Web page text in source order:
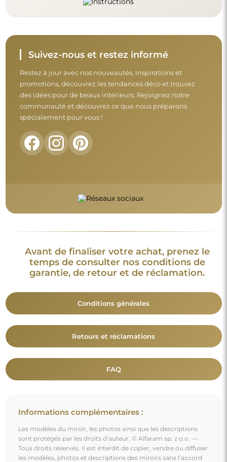
Suivez-nous et restez informé
Restez à jour avec nos nouveautés, inspirations et
promotions, découvrez les tendances déco et trouvez
des idées pour de beaux intérieurs. Rejoignez notre
communauté et découvrez ce que nous préparons
spécialement pour vous !
Avant de finaliser votre achat, prenez le
temps de consulter nos conditions de
garantie, de retour et de réclamation.
Conditions générales
Retours et réclamations
FAQ
Informations complémentaires :
Les modèles du miroir, les photos ainsi que les descriptions
sont protégés par les droits d’auteur. © Alfaram sp. z o.o. —
Tous droits réservés. Il est interdit de copier, vendre ou diffuser
les modèles, photos et descriptions des miroirs sans l’accord